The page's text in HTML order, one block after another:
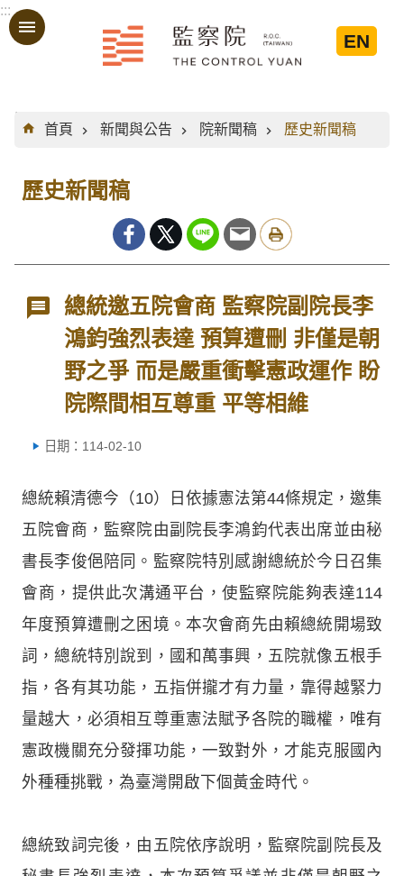
跳到主要內容區塊
:::
EN
:::
首頁
新聞與公告 院新聞稿 歷史新聞稿
歷史新聞稿
總統邀五院會商 監察院副院長李
鴻鈞強烈表達 預算遭刪 非僅是朝
野之爭 而是嚴重衝擊憲政運作 盼
院際間相互尊重 平等相維
日期：114-02-10
總統賴清德今（10）日依據憲法第44條規定，邀集
五院會商，監察院由副院長李鴻鈞代表出席並由秘
書長李俊俋陪同。監察院特別感謝總統於今日召集
會商，提供此次溝通平台，使監察院能夠表達114
年度預算遭刪之困境。本次會商先由賴總統開場致
詞，總統特別說到，國和萬事興，五院就像五根手
指，各有其功能，五指併攏才有力量，靠得越緊力
量越大，必須相互尊重憲法賦予各院的職權，唯有
憲政機關充分發揮功能，一致對外，才能克服國內
外種種挑戰，為臺灣開啟下個黃金時代。
總統致詞完後，由五院依序說明，監察院副院長及